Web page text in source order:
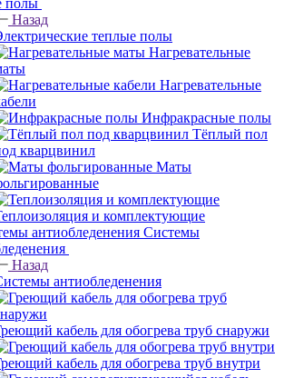
полы
Назад
теплые полы
Нагревательные
Нагревательные
Инфракрасные полы
Тёплый пол
кварцвинил
Маты
и комплектующие
Системы
Назад
антиобледенения
кабель для обогрева труб снаружи
кабель для обогрева труб внутри